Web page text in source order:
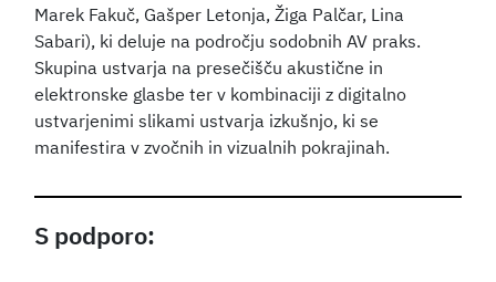
Marek Fakuč, Gašper Letonja, Žiga Palčar, Lina
Sabari), ki deluje na področju sodobnih AV praks.
Skupina ustvarja na presečišču akustične in
elektronske glasbe ter v kombinaciji z digitalno
ustvarjenimi slikami ustvarja izkušnjo, ki se
manifestira v zvočnih in vizualnih pokrajinah.
S podporo: